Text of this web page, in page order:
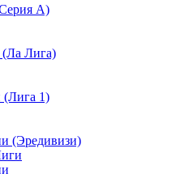
А)
Лига)
1)
(Эредивизи)